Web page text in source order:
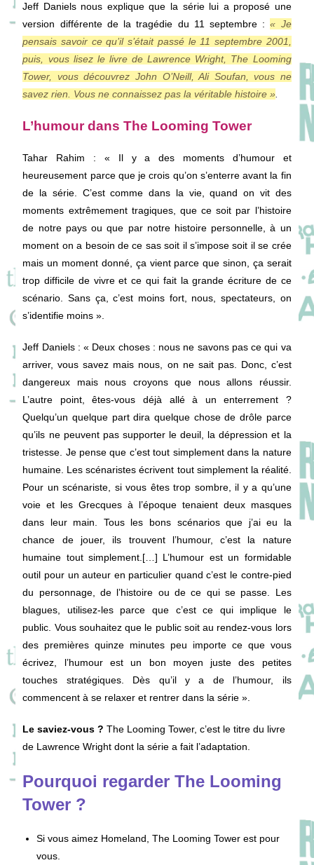
Jeff Daniels nous explique que la série lui a proposé une
version différente de la tragédie du 11 septembre :« Je
pensais savoir ce qu’il s’était passé le 11 septembre 2001,
puis, vous lisez le livre de Lawrence Wright, The Looming
Tower, vous découvrez John O’Neill, Ali Soufan, vous ne
savez rien. Vous ne connaissez pas la véritable histoire »
L’humour dans The Looming Tower
Tahar Rahim : « Il y a des moments d’humour et
heureusement parce que je crois qu’on s’enterre avant la fin
de la série. C’est comme dans la vie, quand on vit des
moments extrêmement tragiques, que ce soit par l’histoire
de notre pays ou que par notre histoire personnelle, à un
moment on a besoin de ce sas soit il s’impose soit il se crée
mais un moment donné, ça vient parce que sinon, ça serait
trop difficile de vivre et ce qui fait la grande écriture de ce
scénario. Sans ça, c’est moins fort, nous, spectateurs, on
s’identifie moins ».
Jeff Daniels : « Deux choses : nous ne savons pas ce qui va
arriver, vous savez mais nous, on ne sait pas. Donc, c’est
dangereux mais nous croyons que nous allons réussir.
L’autre point, êtes-vous déjà allé à un enterrement ?
Quelqu’un quelque part dira quelque chose de drôle parce
qu’ils ne peuvent pas supporter le deuil, la dépression et la
tristesse. Je pense que c’est tout simplement dans la nature
humaine. Les scénaristes écrivent tout simplement la réalité.
Pour un scénariste, si vous êtes trop sombre, il y a qu’une
voie et les Grecques à l’époque tenaient deux masques
dans leur main. Tous les bons scénarios que j’ai eu la
chance de jouer, ils trouvent l’humour, c’est la nature
humaine tout simplement.[…] L’humour est un formidable
outil pour un auteur en particulier quand c’est le contre-pied
du personnage, de l’histoire ou de ce qui se passe. Les
blagues, utilisez-les parce que c’est ce qui implique le
public. Vous souhaitez que le public soit au rendez-vous lors
des premières quinze minutes peu importe ce que vous
écrivez, l’humour est un bon moyen juste des petites
touches stratégiques. Dès qu’il y a de l’humour, ils
commencent à se relaxer et rentrer dans la série ».
Le saviez-vous ?The Looming Tower, c’est le titre du livre
de Lawrence Wright dont la série a fait l’adaptation.
Pourquoi regarder The Looming
Tower ?
Si vous aimez Homeland, The Looming Tower est pour
vous.